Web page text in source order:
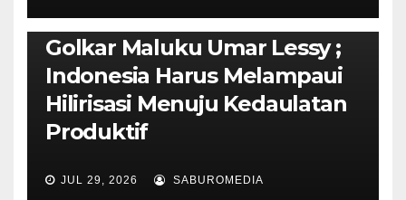
Isi Materi LK-III HMI, Ketua
Golkar Maluku Umar Lessy ;
Indonesia Harus Melampaui
Hilirisasi Menuju Kedaulatan
Produktif
JUL 29, 2026 SABUROMEDIA